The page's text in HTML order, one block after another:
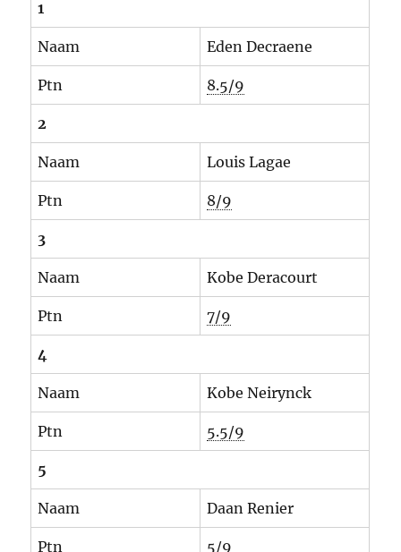
1
Naam Eden Decraene
Ptn 8.5/9
2
Naam Louis Lagae
Ptn 8/9
3
Naam Kobe Deracourt
Ptn 7/9
4
Naam Kobe Neirynck
Ptn 5.5/9
5
Naam Daan Renier
Ptn 5/9